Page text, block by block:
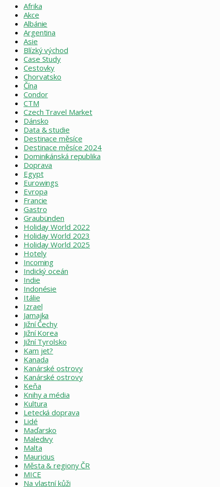
Afrika
Akce
Albánie
Argentina
Asie
Blízký východ
Case Study
Cestovky
Chorvatsko
Čína
Condor
CTM
Czech Travel Market
Dánsko
Data & studie
Destinace měsíce
Destinace měsíce 2024
Dominikánská republika
Doprava
Egypt
Eurowings
Evropa
Francie
Gastro
Graubünden
Holiday World 2022
Holiday World 2023
Holiday World 2025
Hotely
Incoming
Indický oceán
Indie
Indonésie
Itálie
Izrael
Jamajka
Jižní Čechy
Jižní Korea
Jižní Tyrolsko
Kam jet?
Kanada
Kanárské ostrovy
Kanárské ostrovy
Keňa
Knihy a média
Kultura
Letecká doprava
Lidé
Maďarsko
Maledivy
Malta
Mauricius
Města & regiony ČR
MICE
Na vlastní kůži